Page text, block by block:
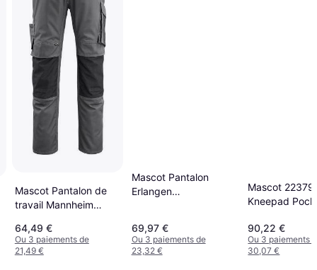
Mascot Pantalon de
travail Mannheim
64,49 €
Ou 3 paiements de
21,49 €
Mascot Pantalon
Erlangen
69,97 €
Ou 3 paiements de
23,32 €
Mascot
Kneepad
Blue/Dark
90,22 €
Ou 3 paiements
30,07 €